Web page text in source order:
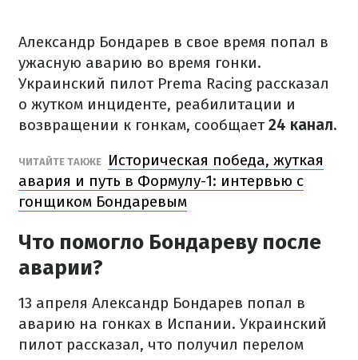
Александр Бондарев в свое время попал в
ужасную аварию во время гонки.
Украинский пилот Prema Racing рассказал
о жутком инциденте, реабилитации и
возвращении к гонкам, сообщает24 канал.
ЧИТАЙТЕ ТАКЖЕ
Историческая победа, жуткая
авария и путь в Формулу-1: интервью с
гонщиком Бондаревым
Что помогло Бондареву после
аварии?
13 апреля Александр Бондарев попал в
аварию на гонках в Испании. Украинский
пилот рассказал, что получил перелом